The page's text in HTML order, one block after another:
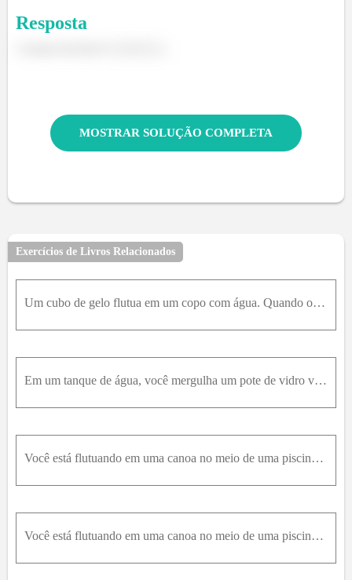
Resposta
MOSTRAR SOLUÇÃO COMPLETA
Exercícios de Livros Relacionados
Um cubo de gelo flutua em um copo com água. Quando o gelo se liquefaz, o nível da água no copo permanece o mesmo, aumenta ou diminui? Explique suas respostas.
Em um tanque de água, você mergulha um pote de vidro vazio com o bocal voltado para baixo, de modo que o ar fique preso e não possa escapar. Se você empurrar o pote para o fundo do tanque, a força de
Você está flutuando em uma canoa no meio de uma piscina. Seu amigo está à beira da piscina, verificando cuidadosamente o nível de água em sua lateral. Você tem uma bola de boliche dentro da canoa. Se
Você está flutuando em uma canoa no meio de uma piscina. Um grande pássaro alça voo e pousa em seu ombro. O nível da água na piscina aumenta ou diminui?